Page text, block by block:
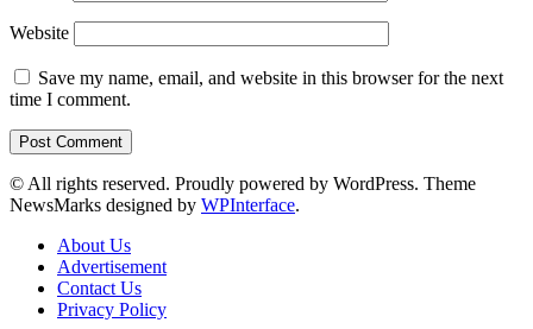
Website
Save my name, email, and website in this browser for the next
time I comment.
© All rights reserved. Proudly powered by WordPress. Theme
NewsMarks designed by WPInterface.
About Us
Advertisement
Contact Us
Privacy Policy